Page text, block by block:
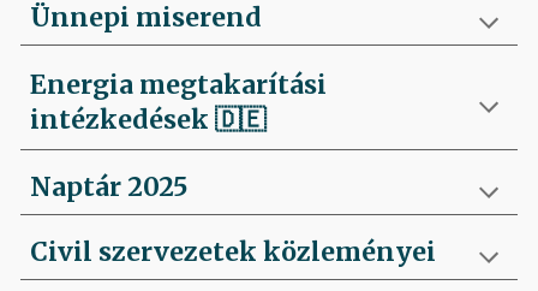
Ünnepi miserend
Energia megtakarítási
intézkedések🇩🇪
Naptár 2025
Civil szervezetek közleményei